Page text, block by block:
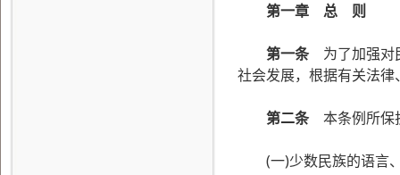
第一章 总 则
第一条为了加强对
社会发展，根据有关法
第二条本条例所保
(一)少数民族的语言